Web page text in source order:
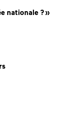
nationale ? »